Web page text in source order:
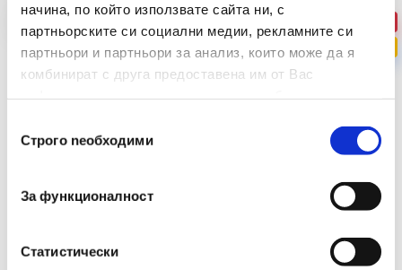
начина, по който използвате сайта ни, с
партньорските си социални медии, рекламните си
партньори и партньори за анализ, които може да я
комбинират с друга предоставена им от Вас
наСтрого nеобходими
За функционалност
Статистически
ПРОМО